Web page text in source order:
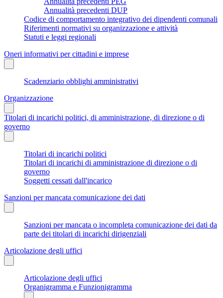
Annualità precedenti DUP
Codice di comportamento integrativo dei dipendenti comunali
Riferimenti normativi su organizzazione e attività
Statuti e leggi regionali
Oneri informativi per cittadini e imprese
Scadenziario obblighi amministrativi
Organizzazione
Titolari di incarichi politici, di amministrazione, di direzione o di
governo
Titolari di incarichi politici
Titolari di incarichi di amministrazione di direzione o di
governo
Soggetti cessati dall'incarico
Sanzioni per mancata comunicazione dei dati
Sanzioni per mancata o incompleta comunicazione dei dati da
parte dei titolari di incarichi dirigenziali
Articolazione degli uffici
Articolazione degli uffici
Organigramma e Funzionigramma